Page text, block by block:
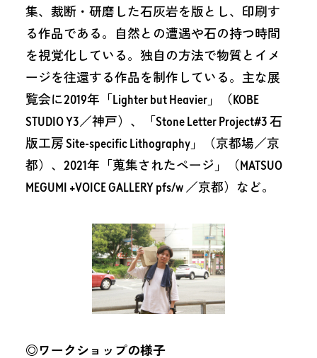
集、裁断・研磨した石灰岩を版とし、印刷す
る作品である。自然との遭遇や石の持つ時間
を視覚化している。独自の方法で物質とイメ
ージを往還する作品を制作している。主な展
覧会に2019年「Lighter but Heavier」（KOBE
STUDIO Y3／神戸）、「Stone Letter Project#3 石
版工房 Site-specific Lithography」（京都場／京
都）、2021年「蒐集されたページ」（MATSUO
MEGUMI +VOICE GALLERY pfs/w ／京都）など。
◎ワークショップの様子